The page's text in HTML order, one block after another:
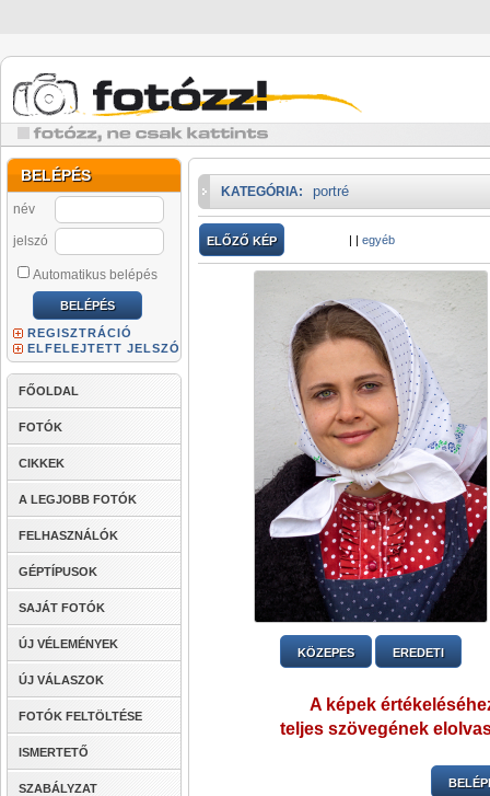
BELÉPÉS
név
jelszó
Automatikus belépés
REGISZTRÁCIÓ
ELFELEJTETT JELSZÓ
FŐOLDAL
FOTÓK
CIKKEK
A LEGJOBB FOTÓK
FELHASZNÁLÓK
GÉPTÍPUSOK
SAJÁT FOTÓK
ÚJ VÉLEMÉNYEK
ÚJ VÁLASZOK
FOTÓK FELTÖLTÉSE
ISMERTETŐ
SZABÁLYZAT
KATEGÓRIA: portré
ELŐZŐ KÉP | | egyéb
KÖZEPES EREDETI
A képek
teljes szövegének